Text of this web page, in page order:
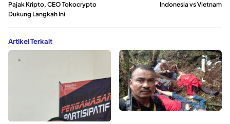
Pajak Kripto, CEO Tokocrypto
Dukung Langkah Ini
Indonesia vs Vietnam
Artikel Terkait